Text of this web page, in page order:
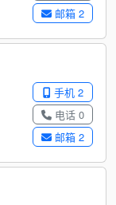
邮箱 2
手机 2
电话 0
邮箱 2